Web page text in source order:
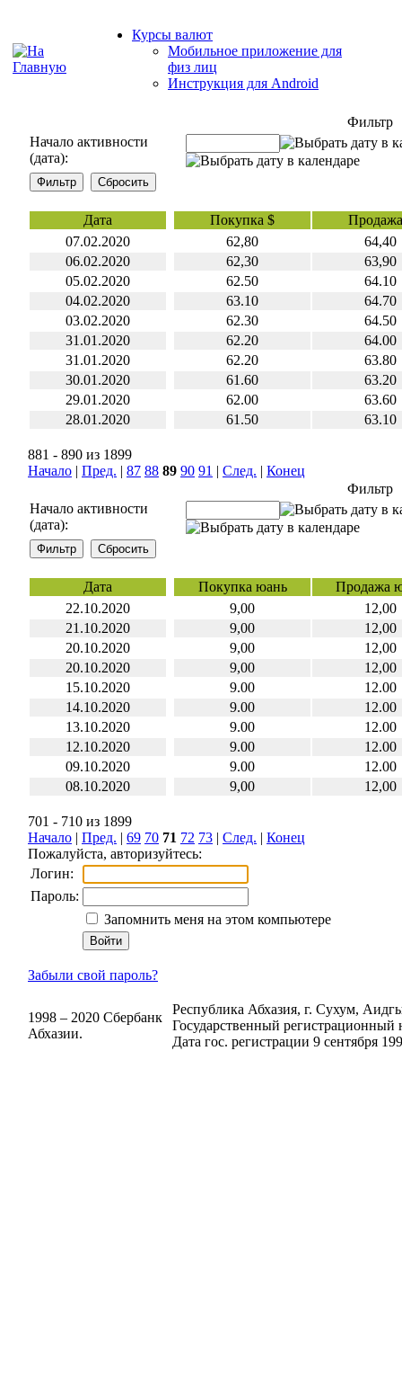
Курсы валют
Мобильное приложение для
физ лиц
Инструкция для Android
Фильтр
Начало активности
(дата):
Дата Покупка $
07.02.2020
62,80
64,40
06.02.2020
62,30
63,90
05.02.2020
62.50
64.10
04.02.2020
63.10
64.70
03.02.2020
62.30
64.50
31.01.2020
62.20
64.00
31.01.2020
62.20
63.80
30.01.2020
61.60
63.20
29.01.2020
62.00
63.60
28.01.2020
61.50 63.10
881 - 890 из 1899
Начало | Пред. | 87 88 89 90 91 | След. | Конец
Фильтр
Начало активности
(дата):
Дата Покупка юань
Продажа
22.10.2020
9,00
12,00
21.10.2020
9,00
12,00
20.10.2020
9,00
12,00
20.10.2020
9,00
12,00
15.10.2020
9.00
12.00
14.10.2020
9.00
12.00
13.10.2020
9.00
12.00
12.10.2020
9.00
12.00
09.10.2020
9.00
12.00
08.10.2020
9,00 12,00
701 - 710 из 1899
Начало | Пред. | 69 70 71 72 73 | След. | Конец
Пожалуйста, авторизуйтесь:
Логин:
Пароль:
Запомнить меня на этом компьютере
Забыли свой пароль?
1998 – 2020 Сбербанк
Абхазии.
Республика Абхазия, г. Сухум,
Государственный регистрационный
Дата гос. регистрации 9 сентября